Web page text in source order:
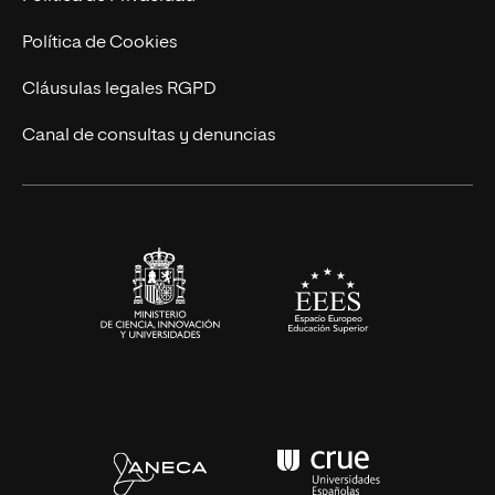
Cursos Universitarios
Actualidad
UNIR Revista
Eventos
Política de Cookies
Cláusulas legales RGPD
Canal de consultas y denuncias